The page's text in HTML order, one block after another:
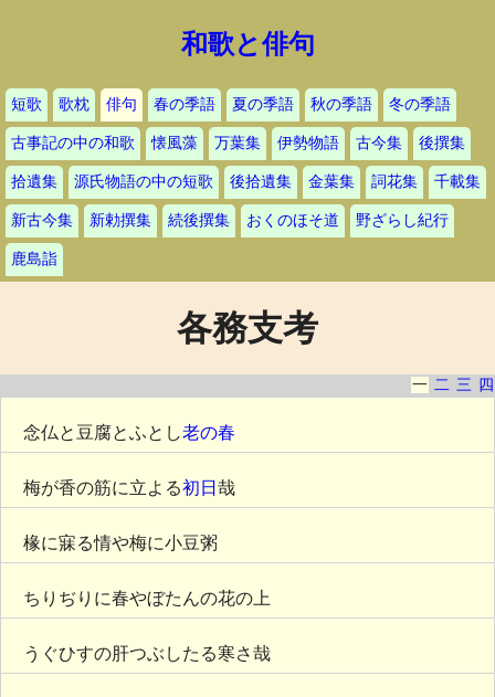
和歌と俳句
短歌 歌枕 俳句 春の季語 夏の季語 秋の季語 冬の季語
古事記の中の和歌 懐風藻 万葉集 伊勢物語 古今集 後撰集
拾遺集 源氏物語の中の短歌 後拾遺集 金葉集 詞花集 千載集
新古今集 新勅撰集 続後撰集 おくのほそ道 野ざらし紀行
鹿島詣
各務支考
一 二 三 四
念仏と豆腐とふとし老の春
梅が香の筋に立よる初日 哉
椽に寐る情や梅に小豆粥
ちりぢりに春やぼたんの花の上
うぐひすの肝つぶしたる寒さ哉